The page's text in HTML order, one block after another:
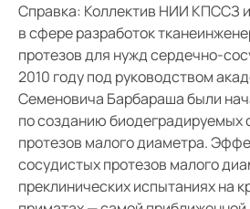
Справка: Коллектив НИИ КПССЗ
в сфере разработок
протезов для нужд сердечно-
2010 году под руководством
Семеновича Барбараша были
по созданию биодеградируемых
протезов малого диаметра.
сосудистых протезов малого
преклинических испытаниях на